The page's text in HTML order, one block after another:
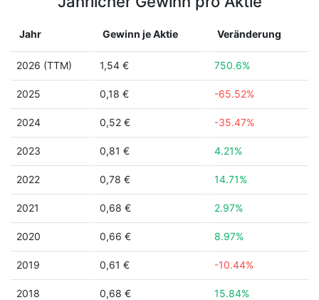
Jahr Gewinn je Aktie Veränderung
2026 (TTM) 1,54 € 750.6%
2025 0,18 € -65.52%
2024 0,52 € -35.47%
2023 0,81 € 4.21%
2022 0,78 € 14.71%
2021 0,68 € 2.97%
2020 0,66 € 8.97%
2019 0,61 € -10.44%
2018 0,68 € 15.84%